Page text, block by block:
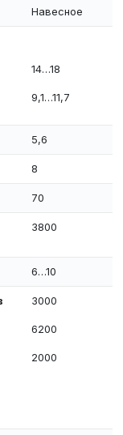
Навесное
14…18
9,1…11,7
5,6
8
70
3800
6…10
3000
6200
2000